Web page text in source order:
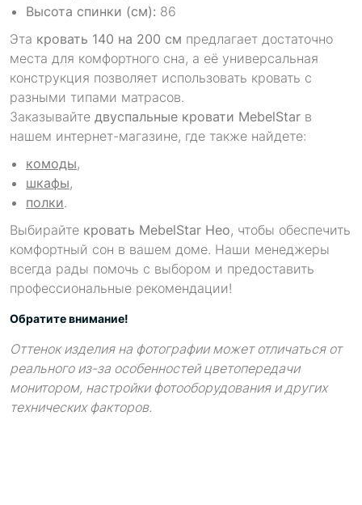
Высота спинки (см): 86
Эта кровать 140 на 200 см предлагает достаточно
места для комфортного сна, а её универсальная
конструкция позволяет использовать кровать с
разными типами матрасов.
Заказывайте двуспальные кровати MebelStar в
нашем интернет-магазине, где также найдете:
комоды,
шкафы,
полки.
Выбирайте кровать MebelStar Нео, чтобы обеспечить
комфортный сон в вашем доме. Наши менеджеры
всегда рады помочь с выбором и предоставить
профессиональные рекомендации!
Обратите внимание!
Оттенок изделия на фотографии может отличаться от
реального из-за особенностей цветопередачи
монитором, настройки фотооборудования и других
технических факторов.